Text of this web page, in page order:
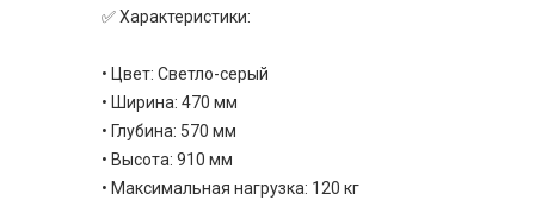
✅ Характеристики:
• Цвет: Светло-серый
• Ширина: 470 мм
• Глубина: 570 мм
• Высота: 910 мм
• Максимальная нагрузка: 120 кг